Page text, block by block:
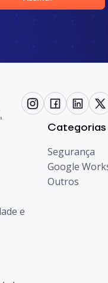
e
Categorias
Segurança
Google
Outros